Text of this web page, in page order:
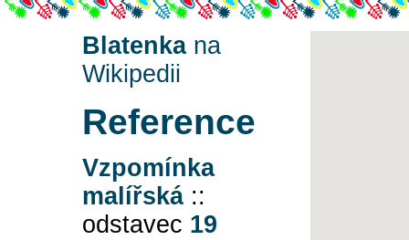
Blatenkana
Wikipedii
Reference
Vzpomínka
malířská ::
odstavec 19